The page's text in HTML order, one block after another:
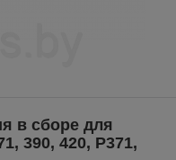
в сборе для
390, 420, P371,